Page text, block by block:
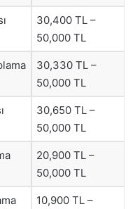
30,400 TL –
50,000 TL
30,330 TL –
50,000 TL
30,650 TL –
50,000 TL
20,900 TL –
50,000 TL
10,900 TL –